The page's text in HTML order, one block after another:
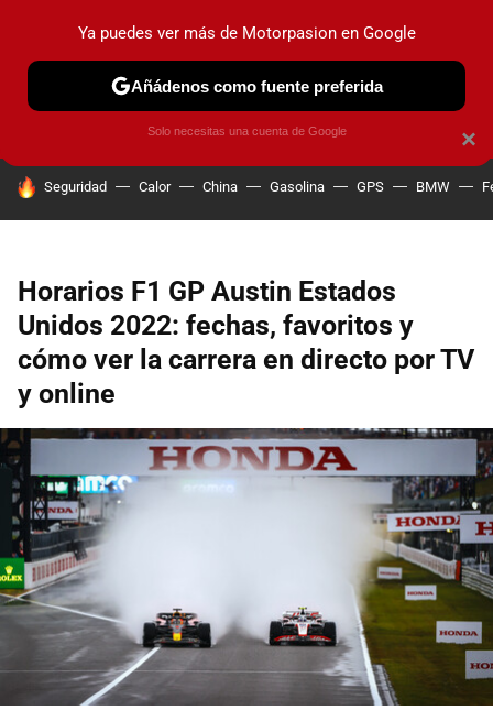
PRUEBAS COCHES ELÉCTRICOS OBSERVATORIO
HOY SE HABLA DE
Seguridad Calor China Gasolina GPS BMW
Horarios F1 GP Austin Estados
Unidos 2022: fechas, favoritos y
cómo ver la carrera en directo por TV
y online
×
Ya puedes ver más de Motorpasion en Google
Añádenos como fuente preferida
Solo necesitas una cuenta de Google